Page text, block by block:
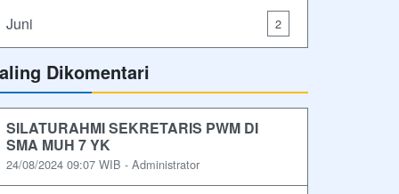
Juni 2
Dikomentari
SILATURAHMI SEKRETARIS PWM DI
SMA MUH 7 YK
24/08/2024 09:07 WIB - Administrator